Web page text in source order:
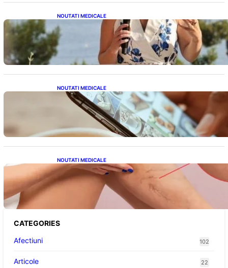
NOUTATI MEDICALE
Nașterea prințesei Eugenie la Lisabona: O
alegere plină de semnificație pentru familia
regală britanică
NOUTATI MEDICALE
Revoluția Bateriilor pentru Telefoane:
Avantaje, Provocări și Viitorul Tehnologiei
Energetice
NOUTATI MEDICALE
Varicele și Umflarea Picioarelor pe Caniculă:
Înțelegerea Simptomelor și Măsurilor de
Prevenție
CATEGORIES
Afectiuni
102
Articole 22